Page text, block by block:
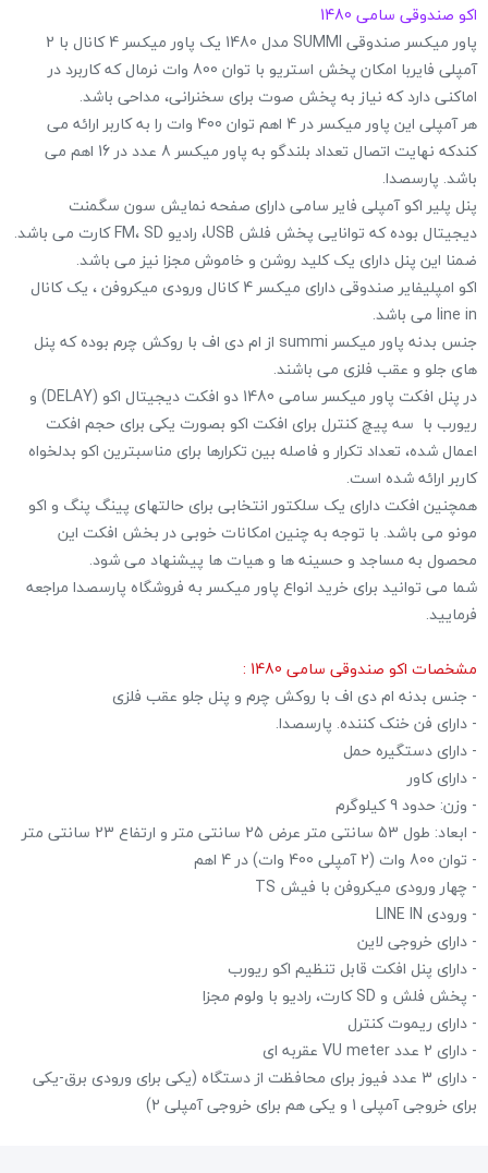
اکو صندوقی سامی 1480
پاور میکسر صندوقی SUMMI مدل 1480 یک پاور میکسر 4 کانال با 2
آمپلی فایربا امکان پخش استریو با توان 800 وات نرمال که کاربرد در
اماکنی دارد که نیاز به پخش صوت برای سخنرانی، مداحی باشد.
هر آمپلی این پاور میکسر در 4 اهم توان 400 وات را به کاربر ارائه می
کندکه نهایت اتصال تعداد بلندگو به پاور میکسر 8 عدد در 16 اهم می
باشد. پارسصدا.
پنل پلیر اکو آمپلی فایر سامی دارای صفحه نمایش سون سگمنت
دیجیتال بوده که توانایی پخش فلش USB، رادیو FM، SD کارت می باشد.
ضمنا این پنل دارای یک کلید روشن و خاموش مجزا نیز می باشد.
اکو امپلیفایر صندوقی دارای میکسر 4 کانال ورودی میکروفن ، یک کانال
line in می باشد.
جنس بدنه پاور میکسر summi از ام دی اف با روکش چرم بوده که پنل
های جلو و عقب فلزی می باشند.
در پنل افکت پاور میکسر سامی 1480 دو افکت دیجیتال اکو (DELAY) و
ریورب با سه پیچ کنترل برای افکت اکو بصورت یکی برای حجم افکت
اعمال شده، تعداد تکرار و فاصله بین تکرارها برای مناسبترین اکو بدلخواه
کاربر ارائه شده است.
همچنین افکت دارای یک سلکتور انتخابی برای حالتهای پینگ پنگ و اکو
مونو می باشد. با توجه به چنین امکانات خوبی در بخش افکت این
محصول به مساجد و حسینه ها و هیات ها پیشنهاد می شود.
شما می توانید برای خرید انواع پاور میکسر به فروشگاه پارسصدا مراجعه
فرمایید.
مشخصات اکو صندوقی سامی 1480 :
- جنس بدنه ام دی اف با روکش چرم و پنل جلو عقب فلزی
- دارای فن خنک کننده. پارسصدا.
- دارای دستگیره حمل
- دارای کاور
- وزن: حدود 9 کیلوگرم
- ابعاد: طول 53 سانتی متر عرض 25 سانتی متر و ارتفاع 23 سانتی متر
- توان 800 وات (2 آمپلی 400 وات) در 4 اهم
- چهار ورودی میکروفن با فیش TS
- ورودی LINE IN
- دارای خروجی لاین
- دارای پنل افکت قابل تنظیم اکو ریورب
- پخش فلش و SD کارت، رادیو با ولوم مجزا
- دارای ریموت کنترل
- دارای 2 عدد VU meter عقربه ای
- دارای 3 عدد فیوز برای محافظت از دستگاه (یکی برای ورودی برق-یکی
برای خروجی آمپلی 1 و یکی هم برای خروجی آمپلی 2)